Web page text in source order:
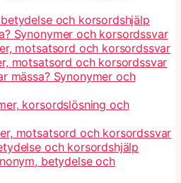
och korsordshjälp
Synonymer och korsordssvar
motsatsord och korsordssvar
motsatsord och korsordssvar
mässa? Synonymer och
korsordslösning och
motsatsord och korsordssvar
och korsordshjälp
betydelse och